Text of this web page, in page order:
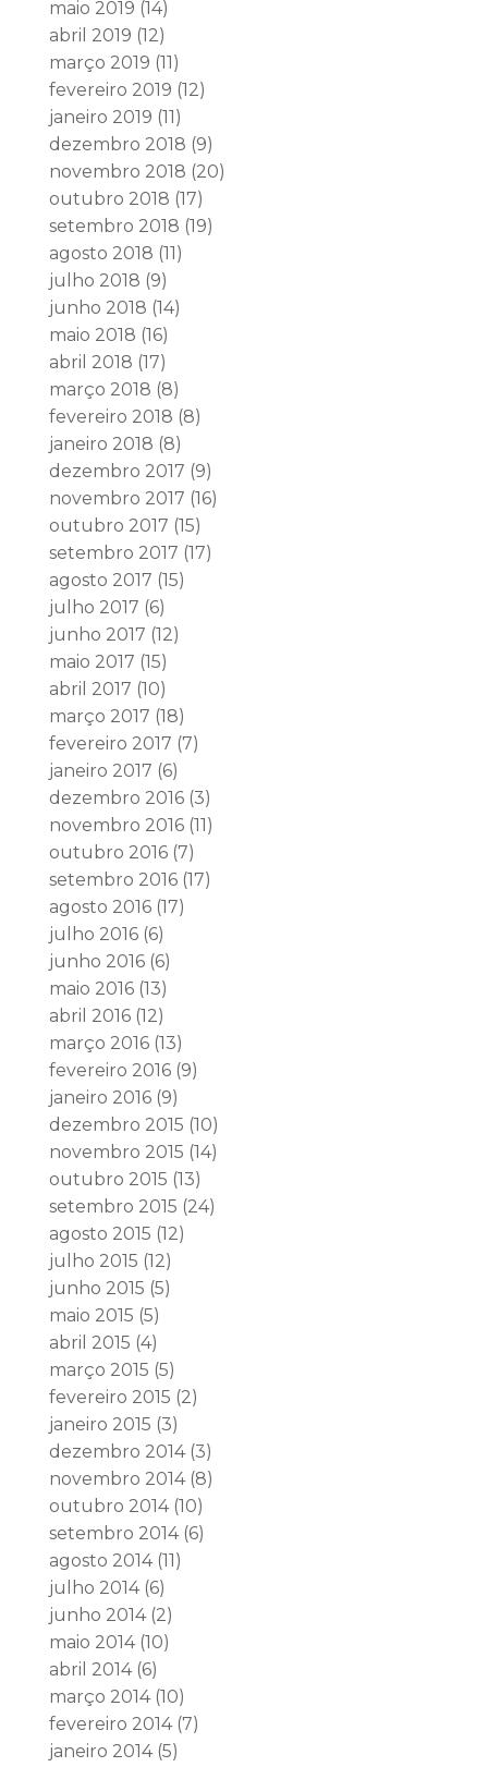
maio 2019 (14)
abril 2019 (12)
março 2019 (11)
fevereiro 2019 (12)
janeiro 2019 (11)
dezembro 2018 (9)
novembro 2018 (20)
outubro 2018 (17)
setembro 2018 (19)
agosto 2018 (11)
julho 2018 (9)
junho 2018 (14)
maio 2018 (16)
abril 2018 (17)
março 2018 (8)
fevereiro 2018 (8)
janeiro 2018 (8)
dezembro 2017 (9)
novembro 2017 (16)
outubro 2017 (15)
setembro 2017 (17)
agosto 2017 (15)
julho 2017 (6)
junho 2017 (12)
maio 2017 (15)
abril 2017 (10)
março 2017 (18)
fevereiro 2017 (7)
janeiro 2017 (6)
dezembro 2016(3)
novembro 2016(11)
outubro 2016(7)
setembro 2016(17)
agosto 2016(17)
julho 2016(6)
junho 2016(6)
maio 2016(13)
abril 2016(12)
março 2016(13)
fevereiro 2016(9)
janeiro 2016(9)
dezembro 2015 (10)
novembro 2015 (14)
outubro 2015 (13)
setembro 2015 (24)
agosto 2015 (12)
julho 2015 (12)
junho 2015 (5)
maio 2015 (5)
abril 2015 (4)
março 2015 (5)
fevereiro 2015 (2)
janeiro 2015 (3)
dezembro 2014(3)
novembro 2014(8)
outubro 2014(10)
setembro 2014(6)
agosto 2014(11)
julho 2014(6)
junho 2014(2)
maio 2014(10)
abril 2014(6)
março 2014(10)
fevereiro 2014(7)
janeiro 2014(5)